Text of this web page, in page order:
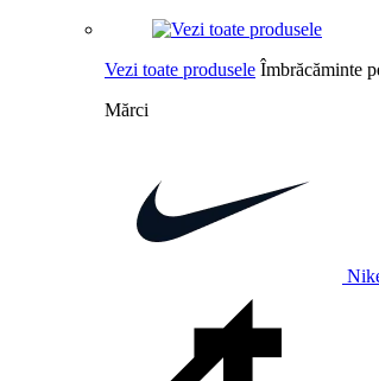
Vezi toate produsele Îmbrăcăminte
Mărci